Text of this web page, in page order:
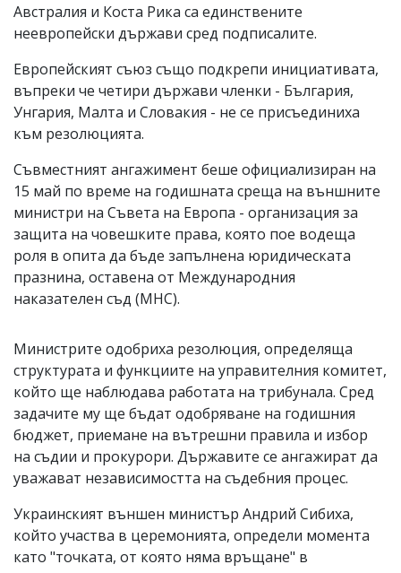
Австралия и Коста Рика са единствените
неевропейски държави сред подписалите.
Европейският съюз също подкрепи инициативата,
въпреки че четири държави членки - България,
Унгария, Малта и Словакия - не се присъединиха
към резолюцията.
Съвместният ангажимент беше официализиран на
15 май по време на годишната среща на външните
министри на Съвета на Европа - организация за
защита на човешките права, която пое водеща
роля в опита да бъде запълнена юридическата
празнина, оставена от Международния
наказателен съд (МНС).
Министрите одобриха резолюция, определяща
структурата и функциите на управителния комитет,
който ще наблюдава работата на трибунала. Сред
задачите му ще бъдат одобряване на годишния
бюджет, приемане на вътрешни правила и избор
на съдии и прокурори. Държавите се ангажират да
уважават независимостта на съдебния процес.
Украинският външен министър Андрий Сибиха,
който участва в церемонията, определи момента
като "точката, от която няма връщане" в